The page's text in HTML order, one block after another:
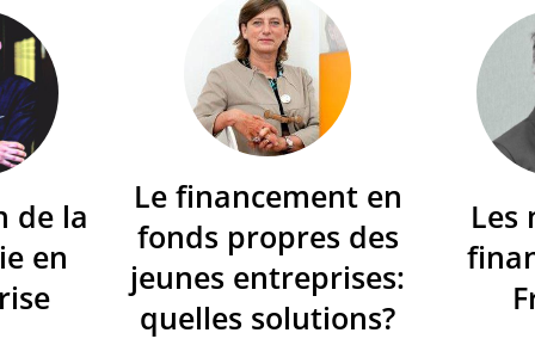
de la
en
Le financement en
fonds propres des
jeunes entreprises:
quelles solutions?
Les